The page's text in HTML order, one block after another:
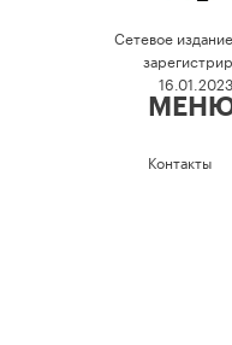
Сетевое
Контакты